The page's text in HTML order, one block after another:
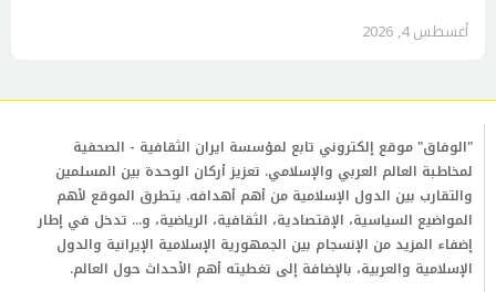
أغسطس 4, 2026
"الوفاق" موقع إلكتروني تابع لمؤسسة ايران الثقافية - الصحفية
لمخاطبة العالم العربي والإسلامي. تعزيز أركان الوحدة بين المسلمين
والتقارب بين الدول الإسلامية من أهم أهدافه. يتطرق الموقع لأهم
المواضيع السياسية، الإقتصادية، الثقافية، الرياضية، و... تدخل في إطار
إضفاء المزيد من الإنسجام بين الجمهورية الإسلامية الإيرانية والدول
الإسلامية والعربية، بالإضافة إلى تغطيته أهم الأحداث حول العالم.